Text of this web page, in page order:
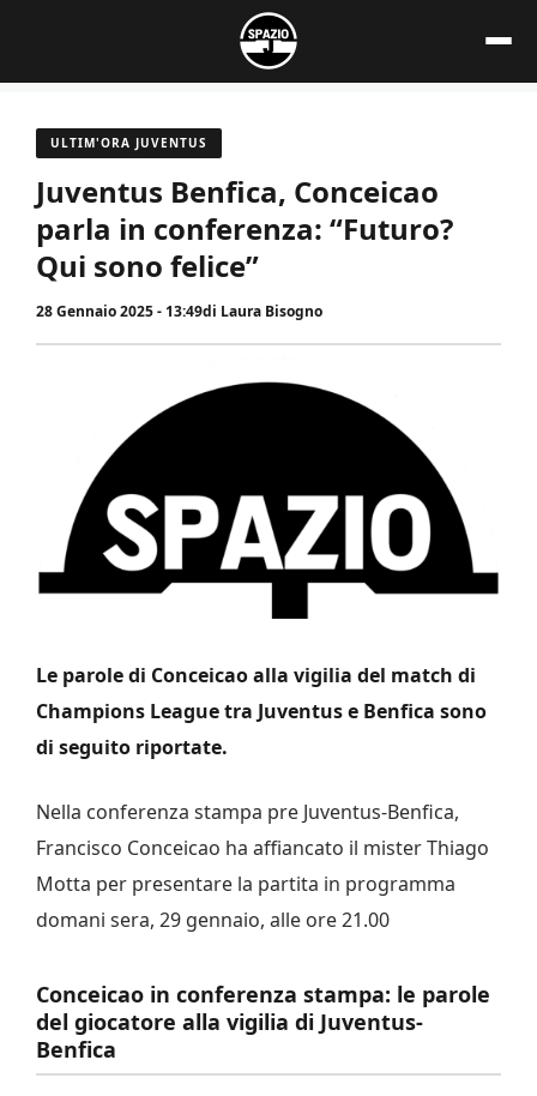
contenuto
ULTIM'ORA JUVENTUS
Juventus Benfica, Conceicao
parla in conferenza: “Futuro?
Qui sono felice”
28 Gennaio 2025 - 13:49di Laura Bisogno
Le parole di Conceicao alla vigilia del match di
Champions League tra Juventus e Benfica sono
di seguito riportate.
Nella conferenza stampa pre Juventus-Benfica,
Francisco Conceicao ha affiancato il mister Thiago
Motta per presentare la partita in programma
domani sera, 29 gennaio, alle ore 21.00
Conceicao in conferenza stampa: le parole
del giocatore alla vigilia di Juventus-
Benfica